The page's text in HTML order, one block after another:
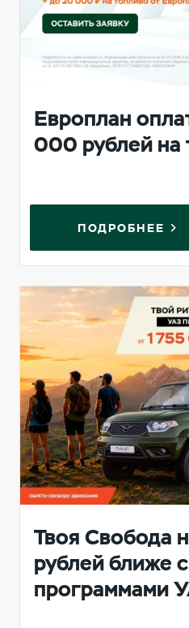
Европлан
000 рублей на
ПОДРОБНЕЕ
Твоя Свобода
рублей ближе
программами